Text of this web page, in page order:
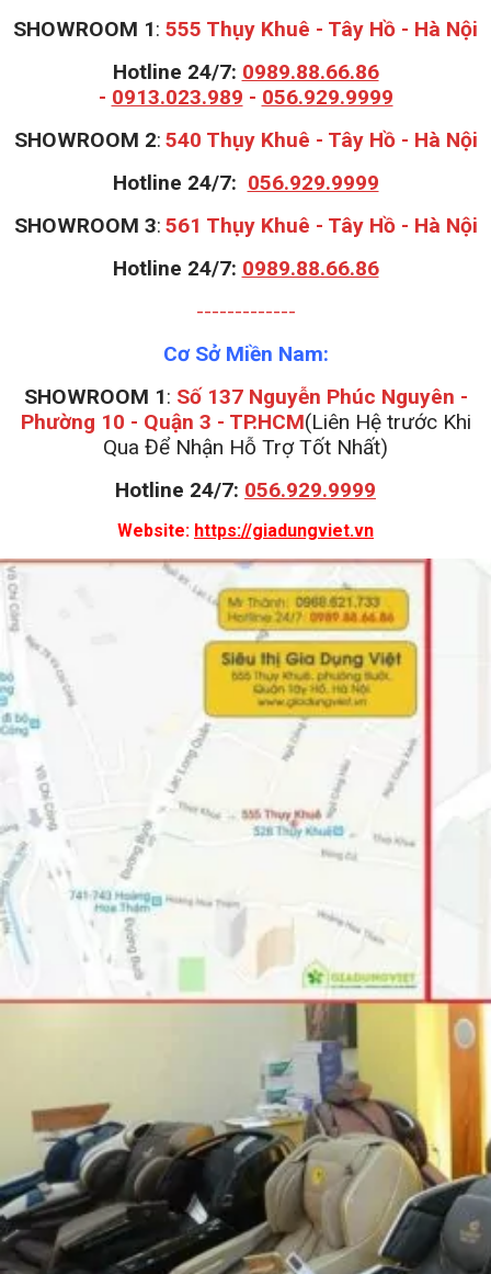
SHOWROOM 1: 555 Thụy Khuê - Tây Hồ - Hà Nội
Hotline 24/7: 0989.88.66.86
- 0913.023.989 - 056.929.9999
SHOWROOM 2: 540 Thụy Khuê - Tây Hồ - Hà Nội
Hotline 24/7: 056.929.9999
SHOWROOM 3: 561 Thụy Khuê - Tây Hồ - Hà Nội
Hotline 24/7: 0989.88.66.86
-------------
Cơ Sở Miền Nam:
SHOWROOM 1: Số 137 Nguyễn Phúc Nguyên -
Phường 10 - Quận 3 - TP.HCM(Liên Hệ trước Khi
Qua Để Nhận Hỗ Trợ Tốt Nhất)
Hotline 24/7: 056.929.9999
Website: https://giadungviet.vn